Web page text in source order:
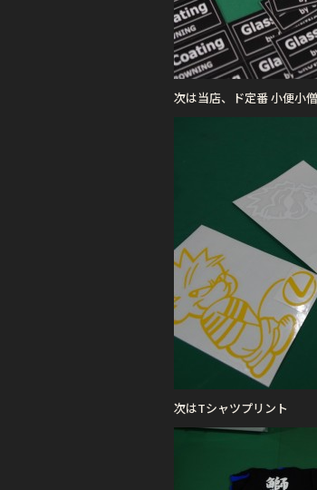
次は当店、ド定番 小便小
次はTシャツプリント